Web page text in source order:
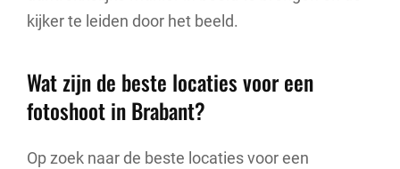
kijker te leiden door het beeld.
Wat zijn de beste locaties voor een
fotoshoot in Brabant?
Op zoek naar de beste locaties voor een